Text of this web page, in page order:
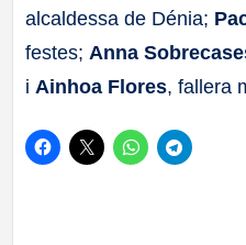
alcaldessa de Dénia;
festes; Anna
i Ainhoa Flores, fallera